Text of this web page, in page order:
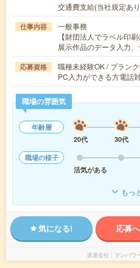
交通費支給(当社規定あ
仕事内容
一般事務
【財団法人でラベル印
展示作品のデータ入力
応募資格
職種未経験OK / ブラン
PC入力ができる方電話
職場の雰囲気
年齢層
20代
30代
職場の様子
活気がある
もっ
気になる! 応募
派遣会社 マンパワ